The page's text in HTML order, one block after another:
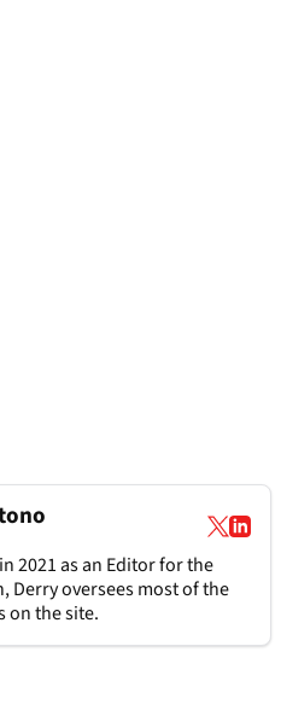
2021 as an Editor for the
Derry oversees most of the
on the site.